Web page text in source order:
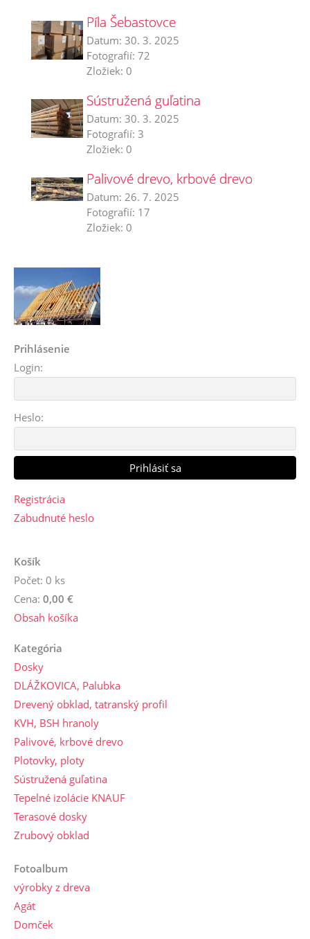
Píla Šebastovce
Datum: 30. 3. 2025
Fotografií: 72
Zložiek: 0
Sústružená guľatina
Datum: 30. 3. 2025
Fotografií: 3
Zložiek: 0
Palivové drevo, krbové drevo
Datum: 26. 7. 2025
Fotografií: 17
Zložiek: 0
Prihlásenie
Login:
Heslo:
Registrácia
Zabudnuté heslo
Košík
Počet: 0 ks
Cena: 0,00 €
Obsah košíka
Kategória
Dosky
DLÁŽKOVICA, Palubka
Drevený obklad, tatranský profil
KVH, BSH hranoly
Palivové, krbové drevo
Plotovky, ploty
Sústružená guľatina
Tepelné izolácie KNAUF
Terasové dosky
Zrubový obklad
Fotoalbum
výrobky z dreva
Agát
Domček